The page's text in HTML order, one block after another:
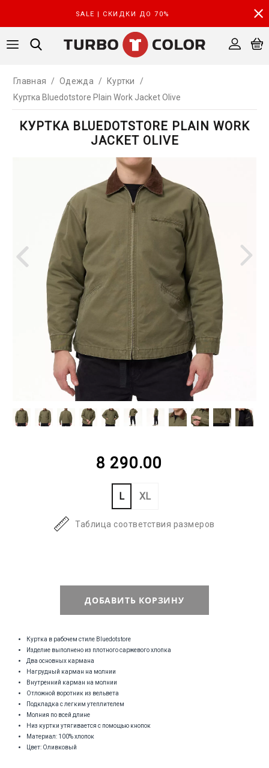
SALE | СКИДКИ ДО 70%
Главная / Одежда / Куртки
/
Куртка Bluedotstore Plain Work Jacket Olive
КУРТКА BLUEDOTSTORE PLAIN WORK
JACKET OLIVE
8 290.00
L XL
Таблица соответствия размеров
ДОБАВИТЬ КОРЗИНУ
Куртка в рабочем стиле Bluedotstore
Изделие выполнено из плотного саржевого хлопка
Два основных кармана
Нагрудный карман на молнии
Внутренний карман на молнии
Отложной воротник из вельвета
Подкладка с легким утеплителем
Молния по всей длине
Низ куртки утягивается с помощью кнопок
Материал: 100% хлопок
Цвет: Оливковый